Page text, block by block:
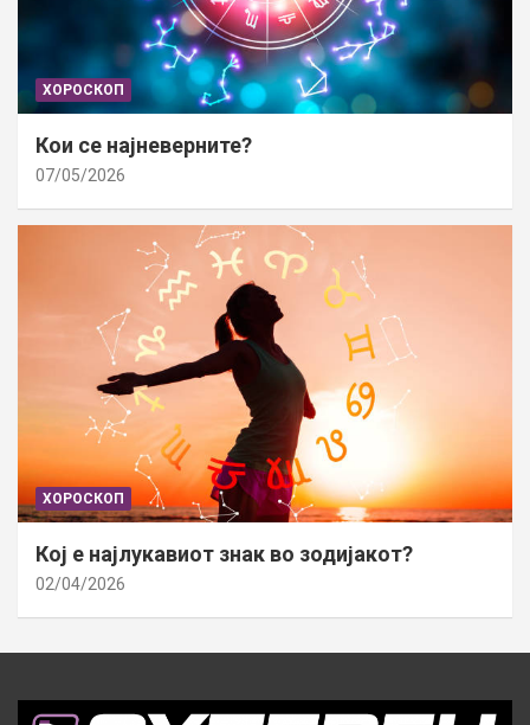
ХОРОСКОП
Кои се најневерните?
07/05/2026
ХОРОСКОП
Кој е најлукавиот знак во зодијакот?
02/04/2026